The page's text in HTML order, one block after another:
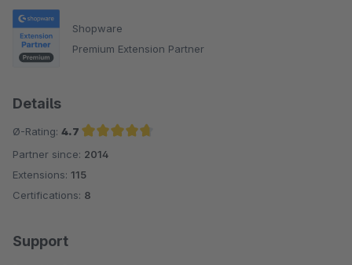
Shopware
Premium Extension Partner
Details
Ø-Rating: 4.7
Average rating of 4.7 out of 5 stars
Partner since: 2014
Extensions: 115
Certifications: 8
Support